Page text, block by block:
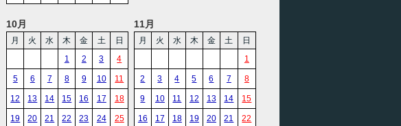
10月
月 火 水 木 金 土
日
1
2 3 4
5 6 7 8 9 10 11
12 13 14 15 16 17 18
19 20 21 22 23 24 25
11月
月 火 水 木 金 土
日
1
2 3 4 5 6 7 8
9 10 11 12 13 14 15
16 17 18 19 20 21 22